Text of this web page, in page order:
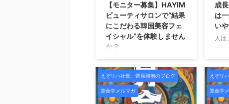
【モニター募集】HAYIM
ビューティサロンで“結果
にこだわる韓国美容フェ
イシャル”を体験しません
か？
イシャルを受けたい方へ。こ
の度、HAYIMビューティサロ
ンでは、新メニュー導入およ
び施術データ収集のため、期
成
は
い
人は
う
きた
ね」
こう
ちに
えぞリハ社長、菅原和侑のブログ
算命学メルマガ
えぞリ
算命学